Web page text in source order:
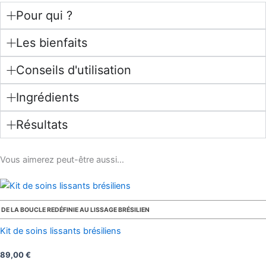
Pour qui ?
Les bienfaits
Conseils d'utilisation
Ingrédients
Résultats
Vous aimerez peut-être aussi…
DE LA BOUCLE REDÉFINIE AU LISSAGE BRÉSILIEN
Kit de soins lissants brésiliens
89,00€